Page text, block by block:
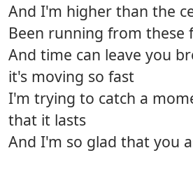
And I'm higher than the
Been running from these
And time can leave you
it's moving so fast
I'm trying to catch a
that it lasts
And I'm so glad that you